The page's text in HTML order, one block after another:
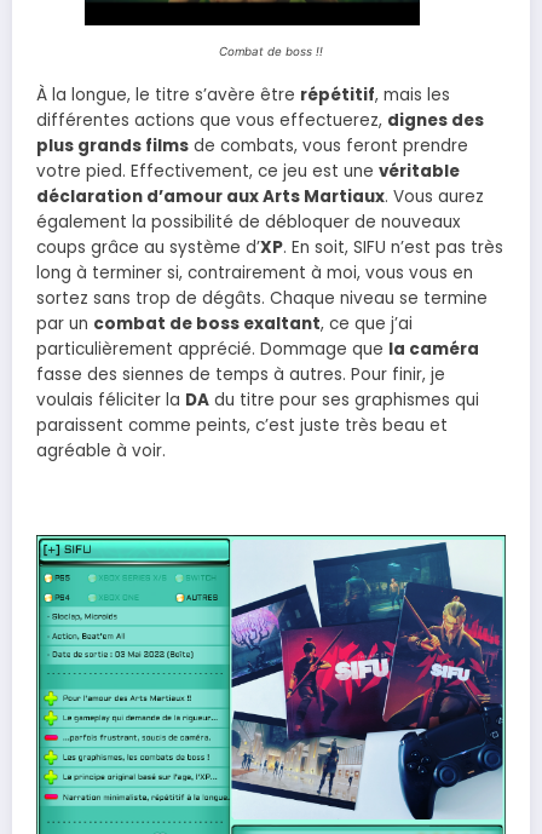
Combat de boss !!
À la longue, le titre s’avère être répétitif, mais les
différentes actions que vous effectuerez, dignes des
plus grands films de combats, vous feront prendre
votre pied. Effectivement, ce jeu est une véritable
déclaration d’amour aux Arts Martiaux. Vous aurez
également la possibilité de débloquer de nouveaux
coups grâce au système d’XP. En soit, SIFU n’est pas très
long à terminer si, contrairement à moi, vous vous en
sortez sans trop de dégâts. Chaque niveau se termine
par un combat de boss exaltant, ce que j’ai
particulièrement apprécié. Dommage que la caméra
fasse des siennes de temps à autres. Pour finir, je
voulais féliciter la DA du titre pour ses graphismes qui
paraissent comme peints, c’est juste très beau et
agréable à voir.